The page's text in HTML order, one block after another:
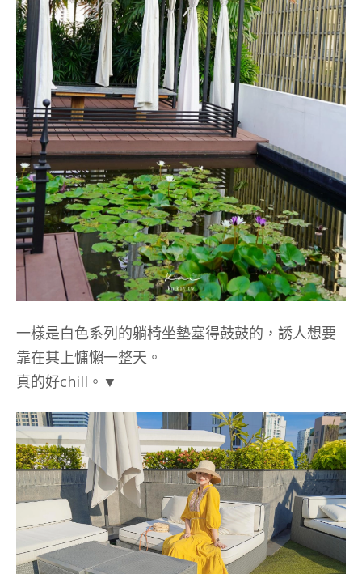
一樣是白色系列的躺椅坐墊塞得鼓鼓的，誘人想要
靠在其上慵懶一整天。
真的好chill。▼